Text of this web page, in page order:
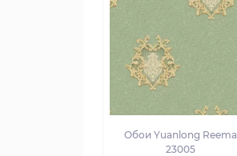
Обои Yuanlong Reema
23005